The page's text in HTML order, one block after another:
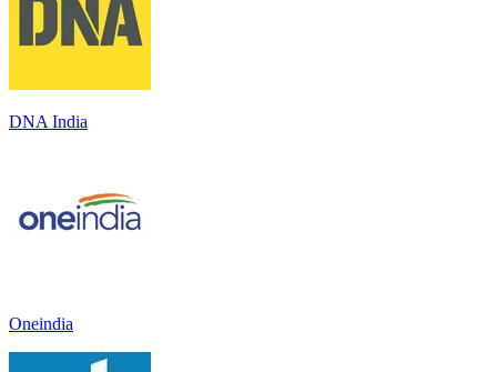
DNA India
Oneindia